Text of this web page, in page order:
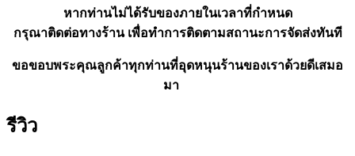
หากท่านไม่ได้รับของภายในเวลาที่กำหนด
กรุณาติดต่อทางร้าน เพื่อทำการติดตามสถานะการจัดส่งทันที
ขอขอบพระคุณลูกค้าทุกท่านที่อุดหนุนร้านของเราด้วยดีเสมอ
มา
รีวิว